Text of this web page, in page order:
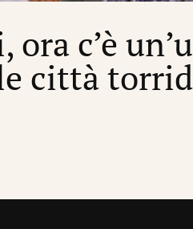
c’è
città